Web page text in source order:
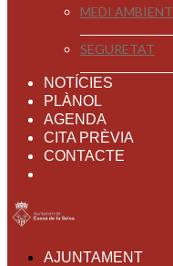
MEDI AMBIENT
SEGURETAT
NOTÍCIES
PLÀNOL
AGENDA
CITA PRÈVIA
CONTACTE
AJUNTAMENT